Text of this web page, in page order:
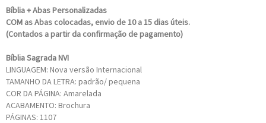
Bíblia + Abas Personalizadas
COM as Abas colocadas, envio de 10 a 15 dias úteis.
(Contados a partir da confirmação de pagamento)
Bíblia Sagrada NVI
LINGUAGEM: Nova versão Internacional
TAMANHO DA LETRA: padrão/ pequena
COR DA PÁGINA: Amarelada
ACABAMENTO: Brochura
PÁGINAS: 1107